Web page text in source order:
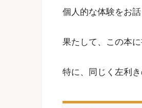
個人的な体験をお
果たして、この本
特に、同じく左利